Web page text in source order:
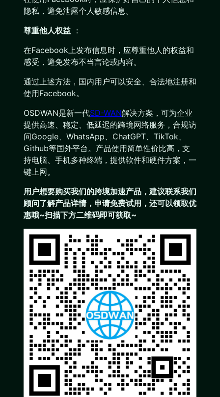
隐私，避免泄露个人敏感信息。
尊重他人权益 ：
在Facebook上发布信息时，应尊重他人的权益和
感受，避免发布不当言论或内容。
通过上述方法，国内用户可以安全、合法地注册和
使用Facebook。
OSDWAN是新一代SD-WAN解决方案，可为企业
提供高速、稳定、低延迟的跨境网络服务，合规访
问Google、WhatsApp、ChatGPT、TikTok、
Github等国外平台。产品使用简单性价比高，支
持电脑、手机多种终端，提供软件和硬件方案，一
键上网。
用户想要购买我们的跨境加速产品 ，建议联系我们
顾问了解产品详情，申请免费试用，还可以领取优
惠哦~扫描下方二维码即可获取~